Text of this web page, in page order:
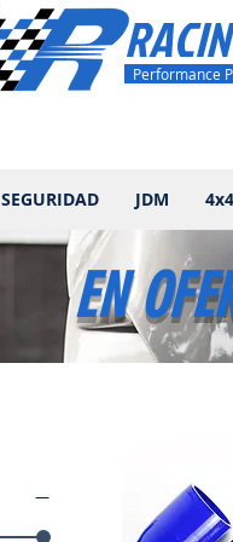
Performance
SEGURIDAD JDM 4x4
EN